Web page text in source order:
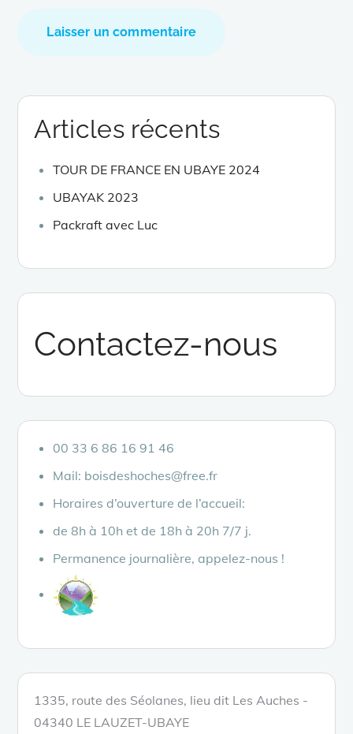
Articles récents
TOUR DE FRANCE EN UBAYE 2024
UBAYAK 2023
Packraft avec Luc
Contactez-nous
00 33 6 86 16 91 46
Mail: boisdeshoches@free.fr
Horaires d’ouverture de l’accueil:
de 8h à 10h et de 18h à 20h 7/7 j.
Permanence journalière, appelez-nous !
1335, route des Séolanes, lieu dit Les Auches -
04340 LE LAUZET-UBAYE